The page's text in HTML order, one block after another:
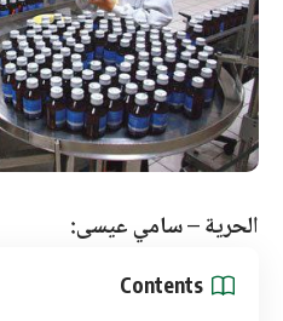
الحرية – سامي عيسى:
Contents